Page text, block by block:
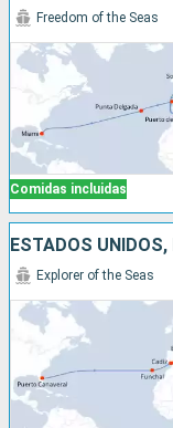
Comidas incluidas
Freedom of the Seas
ESTADOS
Explorer of the Seas